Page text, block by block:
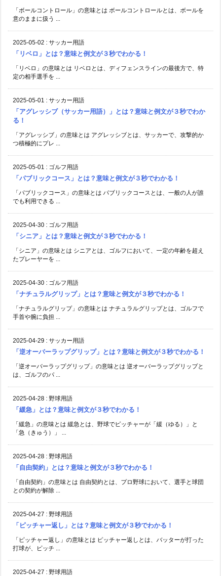
「ボールコントロール」の意味とは ボールコントロールとは、ボールを
意のままに扱う ...
2025-05-02 : サッカー用語
「リベロ」とは？意味と例文が３秒でわかる！
「リベロ」の意味とは リベロとは、ディフェンスラインの最後方で、特
定の相手選手を ...
2025-05-01 : サッカー用語
「アグレッシブ（サッカー用語）」とは？意味と例文が３秒でわか
る！
「アグレッシブ」の意味とは アグレッシブとは、サッカーで、攻撃的か
つ積極的にプレ ...
2025-05-01 : ゴルフ用語
「パブリックコース」とは？意味と例文が３秒でわかる！
「パブリックコース」の意味とは パブリックコースとは、一般の人が誰
でも利用できる ...
2025-04-30 : ゴルフ用語
「シニア」とは？意味と例文が３秒でわかる！
「シニア」の意味とは シニアとは、ゴルフにおいて、一定の年齢を超え
たプレーヤーを ...
2025-04-30 : ゴルフ用語
「ナチュラルグリップ」とは？意味と例文が３秒でわかる！
「ナチュラルグリップ」の意味とは ナチュラルグリップとは、ゴルフで
手首や腕に負担 ...
2025-04-29 : サッカー用語
「逆オーバーラップグリップ」とは？意味と例文が３秒でわかる！
「逆オーバーラップグリップ」の意味とは 逆オーバーラップグリップと
は、ゴルフのパ ...
2025-04-28 : 野球用語
「緩急」とは？意味と例文が３秒でわかる！
「緩急」の意味とは 緩急とは、野球でピッチャーが「緩（ゆる）」と
「急（きゅう）」 ...
2025-04-28 : 野球用語
「自由契約」とは？意味と例文が３秒でわかる！
「自由契約」の意味とは 自由契約とは、プロ野球において、選手と球団
との契約が解除 ...
2025-04-27 : 野球用語
「ピッチャー返し」とは？意味と例文が３秒でわかる！
「ピッチャー返し」の意味とは ピッチャー返しとは、バッターが打った
打球が、ピッチ ...
2025-04-27 : 野球用語